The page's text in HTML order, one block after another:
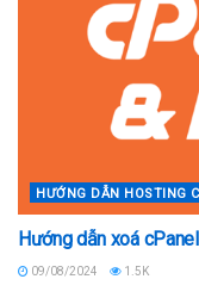
HƯỚNG DẪN HOSTING
Hướng dẫn xoá
09/08/2024 1.5K